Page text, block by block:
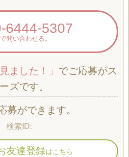
6444-5307
問い合わせる。
ました！」 でご応募がス
ズです。
募ができます。
友達登録はこちら